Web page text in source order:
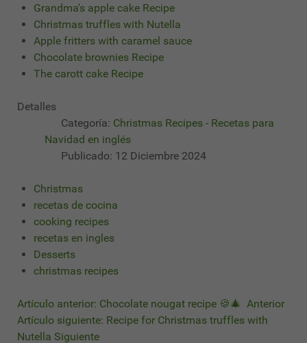
Grandma's apple cake Recipe
Christmas truffles with Nutella
Apple fritters with caramel sauce
Chocolate brownies Recipe
The carott cake Recipe
Detalles
Categoría: Christmas Recipes - Recetas para
Navidad en inglés
Publicado: 12 Diciembre 2024
Christmas
recetas de cocina
cooking recipes
recetas en ingles
Desserts
christmas recipes
Artículo anterior: Chocolate nougat recipe 🍪🎄 Anterior
Artículo siguiente: Recipe for Christmas truffles with
Nutella Siguiente